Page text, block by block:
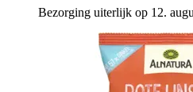
Bezorging uiterlijk op 12.